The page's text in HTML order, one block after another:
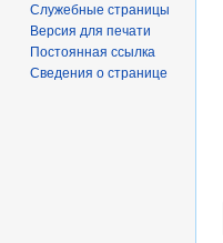
Служебные страницы
Версия для печати
Постоянная ссылка
Сведения о странице